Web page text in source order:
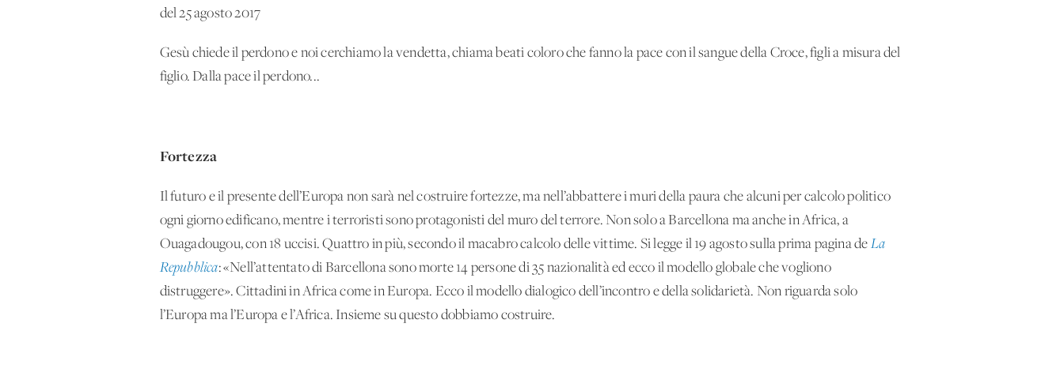
del 25 agosto 2017
Gesù chiede il perdono e noi cerchiamo la vendetta, chiama beati coloro che fanno la pace con il sangue della Croce, figli a misura del
figlio. Dalla pace il perdono...
Fortezza
Il futuro e il presente dell’Europa non sarà nel costruire fortezze, ma nell’abbattere i muri della paura che alcuni per calcolo politico
ogni giorno edificano, mentre i terroristi sono protagonisti del muro del terrore. Non solo a Barcellona ma anche in Africa, a
Ouagadougou, con 18 uccisi. Quattro in più, secondo il macabro calcolo delle vittime. Si legge il 19 agosto sulla prima pagina de La
Repubblica: «Nell’attentato di Barcellona sono morte 14 persone di 35 nazionalità ed ecco il modello globale che vogliono
distruggere». Cittadini in Africa come in Europa. Ecco il modello dialogico dell’incontro e della solidarietà. Non riguarda solo
l’Europa ma l’Europa e l’Africa. Insieme su questo dobbiamo costruire.